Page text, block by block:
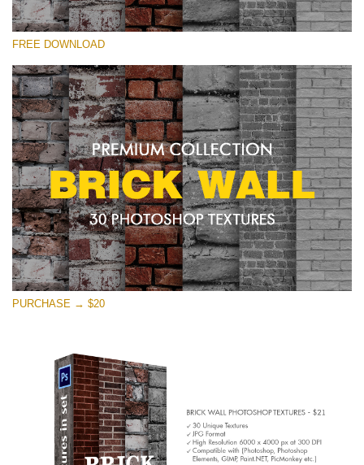
Por favor seleccione
Brick Wall
(30 Textures)
Large 6000*4000px
Entire Collection
(1783 Overlays)
Large 6000*4000px
Descarga gratis
FREE DOWNLOAD
PURCHASE → $20